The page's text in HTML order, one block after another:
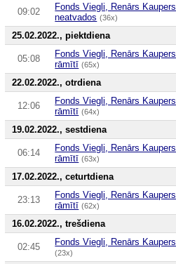
09:02 Fonds Viegli, Renārs Kaupers
neatvados (36x)
25.02.2022., piektdiena
05:08 Fonds Viegli, Renārs Kaupers
rāmītī (65x)
22.02.2022., otrdiena
12:06 Fonds Viegli, Renārs Kaupers
rāmītī (64x)
19.02.2022., sestdiena
06:14 Fonds Viegli, Renārs Kaupers
rāmītī (63x)
17.02.2022., ceturtdiena
23:13 Fonds Viegli, Renārs Kaupers
rāmītī (62x)
16.02.2022., trešdiena
02:45 Fonds Viegli, Renārs Kaupers
(23x)